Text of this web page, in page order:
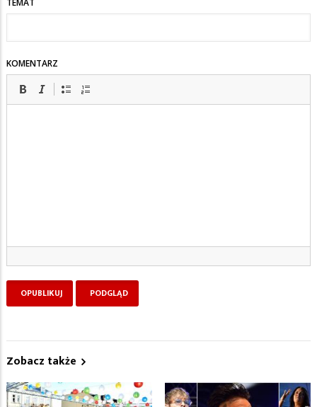
KOMENTARZ
Zobacz także